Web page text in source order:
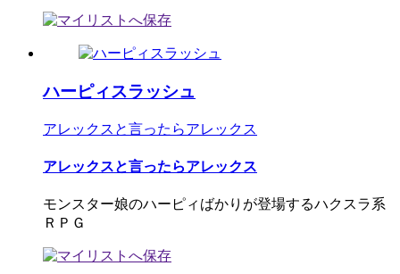
ハーピィスラッシュ
アレックスと言ったらアレックス
アレックスと言ったらアレックス
モンスター娘のハーピィばかりが登場するハクスラ系
ＲＰＧ